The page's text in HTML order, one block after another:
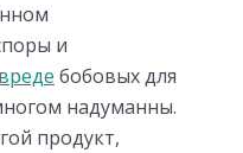
и
бобовых для
надуманны.
продукт,